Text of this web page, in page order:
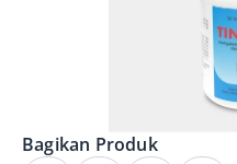
Bagikan Produk